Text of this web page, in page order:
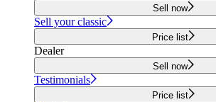
Sell now
Sell your classic
Price list
Dealer
Sell now
Testimonials
Price list